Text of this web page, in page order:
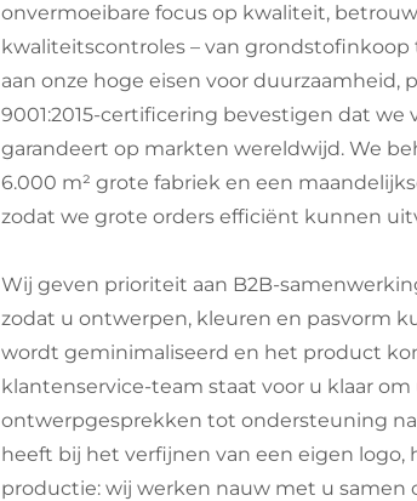
onvermoeibare focus op kwaliteit,
kwaliteitscontroles – van
aan onze hoge eisen voor duurzaamheid,
9001:2015-certificering bevestigen dat
garandeert op markten wereldwijd. We
6.000 m² grote fabriek en een
zodat we grote orders efficiënt kunnen
Wij geven prioriteit aan B2B-
zodat u ontwerpen, kleuren en pasvorm
wordt geminimaliseerd en het product
klantenservice-team staat voor u klaar
ontwerpgesprekken tot ondersteuning
heeft bij het verfijnen van een eigen logo,
productie: wij werken nauw met u